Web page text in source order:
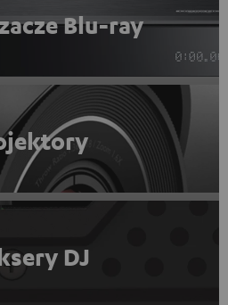
Blu-ray
DJ